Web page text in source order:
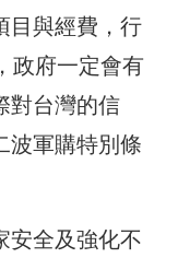
目與經費，行
政府一定會有
對台灣的信
波軍購特別條
安全及強化不